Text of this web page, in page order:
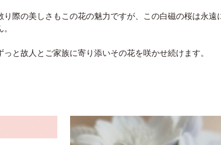
り際の美しさもこの花の魅力ですが、この白磁の桜は永遠
っと故人とご家族に寄り添いその花を咲かせ続けます。